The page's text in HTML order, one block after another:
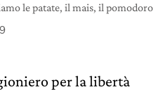
le patate, il mais, il pomodoro
per la libertà